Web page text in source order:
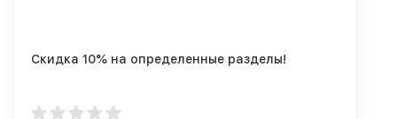
Скидка 10% на определенные разделы!